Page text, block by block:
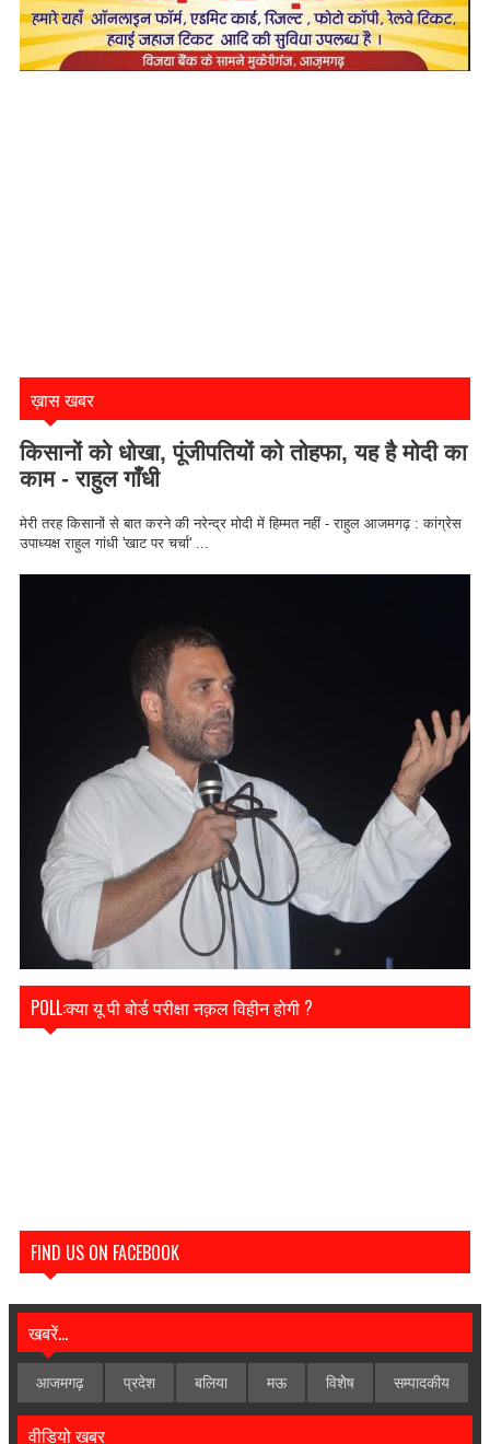
ख़ास खबर
किसानों को धोखा, पूंजीपतियों को तोहफा, यह है मोदी का
काम - राहुल गाँधी
मेरी तरह किसानों से बात करने की नरेन्द्र मोदी में हिम्मत नहीं - राहुल आजमगढ़ : कांग्रेस
उपाध्यक्ष राहुल गांधी 'खाट पर चर्चा' ...
POLL:क्या यू पी बोर्ड परीक्षा नक़ल विहीन होगी ?
FIND US ON FACEBOOK
खबरें...
आजमगढ़ प्रदेश बलिया मऊ विशेेष सम्पादकीय
वीडियो खबर